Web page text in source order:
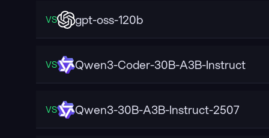
VS gpt-oss-120b
VS Qwen3-Coder-30B-A3B-Instruct
VS Qwen3-30B-A3B-Instruct-2507